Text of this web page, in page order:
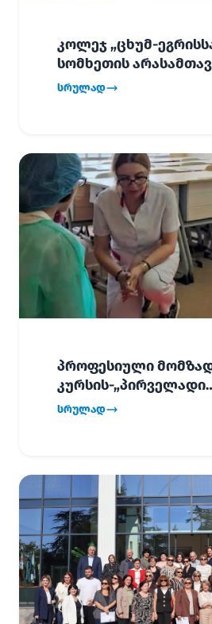
კოლეჯ „ცხუმ-
სომხეთის
ორგანიზაცია „Youth is
სრულად
პროფესიული
კურსის-„პირველადი
გადაუდებელი
სრულად